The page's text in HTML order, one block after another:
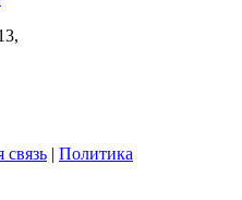
связь | Политика